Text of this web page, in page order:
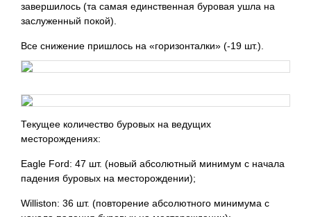
завершилось (та самая единственная буровая ушла на
заслуженный покой).
Все снижение пришлось на «горизонталки» (-19 шт.).
Текущee количество буровых на ведущих
месторождениях:
Eagle Ford: 47 шт. (новый абсолютный минимум с начала
падения буровых на месторождении);
Williston: 36 шт. (повторение абсолютного минимума с